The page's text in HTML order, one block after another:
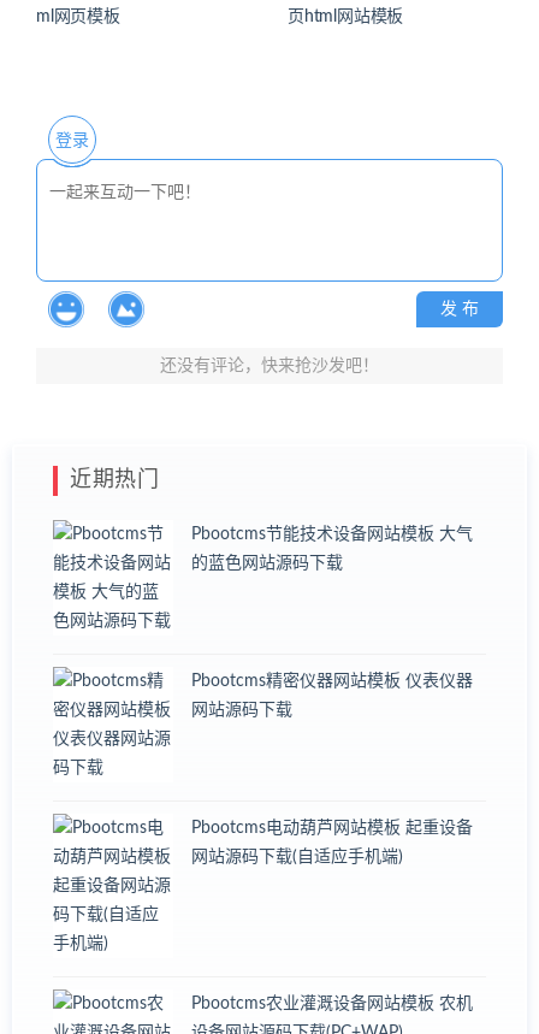
ml网页模板
页html网站模板
登录
发 布
还没有评论，快来抢沙发吧！
近期热门
Pbootcms节能技术设备网站模板 大气
的蓝色网站源码下载
Pbootcms精密仪器网站模板 仪表仪器
网站源码下载
Pbootcms电动葫芦网站模板 起重设备
网站源码下载(自适应手机端)
Pbootcms农业灌溉设备网站模板 农机